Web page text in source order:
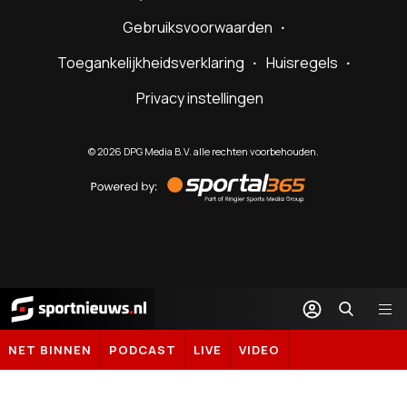
Gebruiksvoorwaarden
Toegankelijkheidsverklaring
Huisregels
Privacy instellingen
©2026 DPG Media B.V. alle rechten voorbehouden.
by
Sportal365
Sportnieuws.nl
NET BINNEN PODCAST LIVE VIDEO